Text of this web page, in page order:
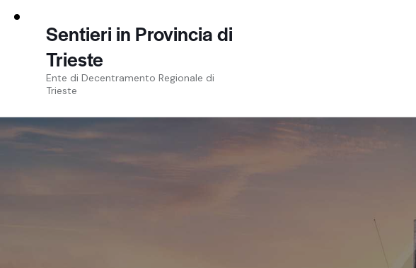
Sentieri in Provincia di
Trieste
Ente di Decentramento Regionale di
Trieste